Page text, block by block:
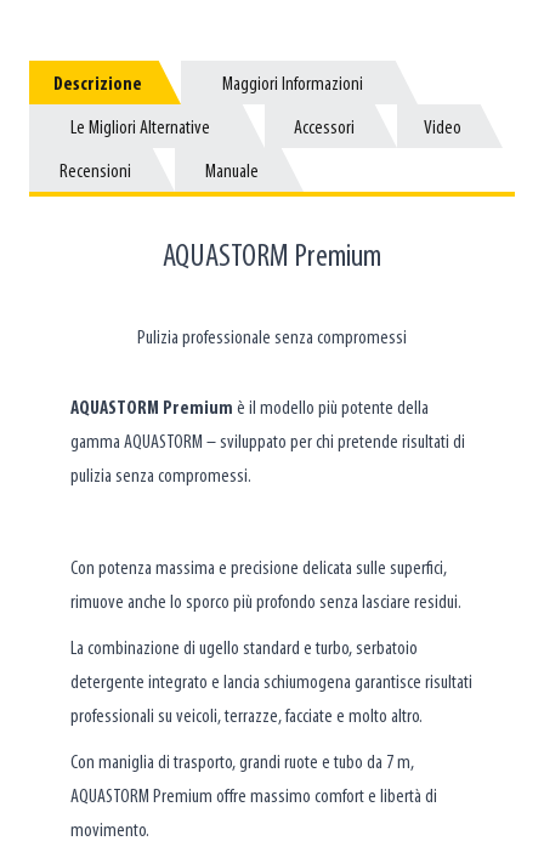
Descrizione
Descrizione Maggiori Informazioni
Maggiori Informazioni
Le Migliori Alternative
Le Migliori Alternative Accessori
Accessori Video
Video
Recensioni
Recensioni Manuale
Manuale
AQUASTORM Premium
Pulizia professionale senza compromessi
AQUASTORM Premium è il modello più potente della
gamma AQUASTORM – sviluppato per chi pretende risultati di
pulizia senza compromessi.
Con potenza massima e precisione delicata sulle superfici,
rimuove anche lo sporco più profondo senza lasciare residui.
La combinazione di ugello standard e turbo, serbatoio
detergente integrato e lancia schiumogena garantisce risultati
professionali su veicoli, terrazze, facciate e molto altro.
Con maniglia di trasporto, grandi ruote e tubo da 7 m,
AQUASTORM Premium offre massimo comfort e libertà di
movimento.